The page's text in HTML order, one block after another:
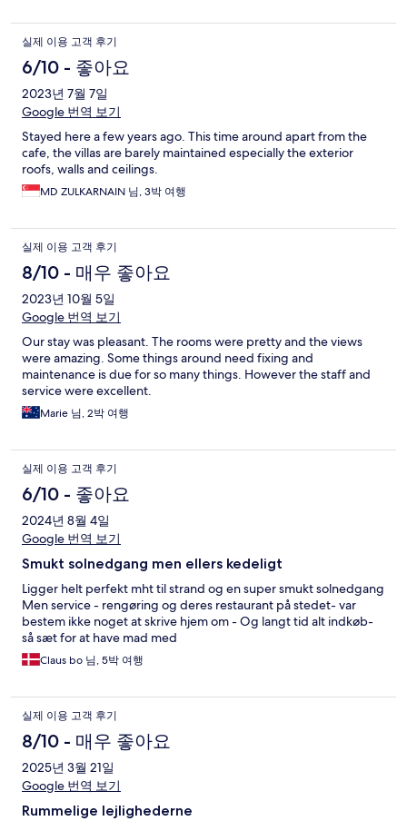
실제 이용 고객 후기
6/10 - 좋아요
2023년 7월 7일
Google 번역 보기
Stayed here a few years ago. This time around apart from the
cafe, the villas are barely maintained especially the exterior
roofs, walls and ceilings.
MD ZULKARNAIN 님, 3박 여행
실제 이용 고객 후기
8/10 - 매우 좋아요
2023년 10월 5일
Google 번역 보기
Our stay was pleasant. The rooms were pretty and the views
were amazing. Some things around need fixing and
maintenance is due for so many things. However the staff and
service were excellent.
Marie 님, 2박 여행
실제 이용 고객 후기
6/10 - 좋아요
2024년 8월 4일
Google 번역 보기
Smukt solnedgang men ellers kedeligt
Ligger helt perfekt mht til strand og en super smukt solnedgang
Men service - rengøring og deres restaurant på stedet- var
bestem ikke noget at skrive hjem om - Og langt tid alt indkøb-
så sæt for at have mad med
Claus bo 님, 5박 여행
실제 이용 고객 후기
8/10 - 매우 좋아요
2025년 3월 21일
Google 번역 보기
Rummelige lejlighederne